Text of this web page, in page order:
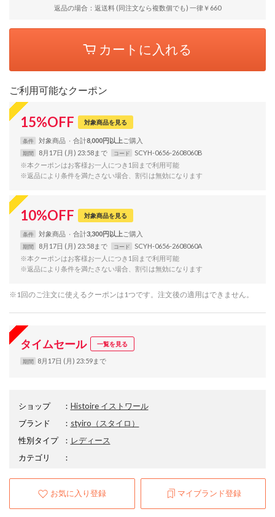
返品の場合：返送料 (同注文なら複数個でも) 一律￥660
カートに入れる
ご利用可能なクーポン
15%OFF 対象商品を見る
条件 対象商品 合計8,000円以上
期間 8月17日 (月) 23:58まで コード
SCYH-0656-2608060B
※本クーポンはお客様お一人につき1回まで利用可能
※返品により条件を満たさない場合、割引は無効になります
10%OFF 対象商品を見る
条件 対象商品 合計3,300円以上
期間 8月17日 (月) 23:58まで コード
SCYH-0656-2608060A
※本クーポンはお客様お一人につき1回まで利用可能
※返品により条件を満たさない場合、割引は無効になります
※1回のご注文に使えるクーポンは1つです。注文後の適用はできません。
タイムセール 一覧を見る
期間 8月17日 (月) 23:59まで
ショップ ： Histoire イストワール
ブランド
： styiro （スタイロ）
性別タイプ
： レディース
カテゴリ
：
お気に入り登録 マイブランド登録